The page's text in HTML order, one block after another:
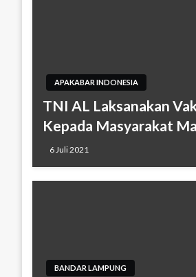
APAKABAR INDONESIA
TNI AL Laksanakan
Kepada Masyarakat
6 Juli 2021
BANDAR LAMPUNG